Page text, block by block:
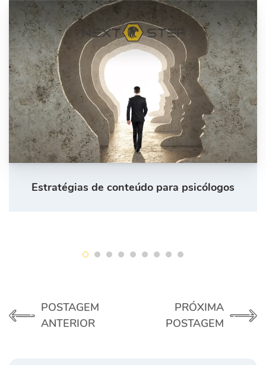
Estratégias de conteúdo para psicólogos
POSTAGEM
ANTERIOR
PRÓXIMA
POSTAGEM